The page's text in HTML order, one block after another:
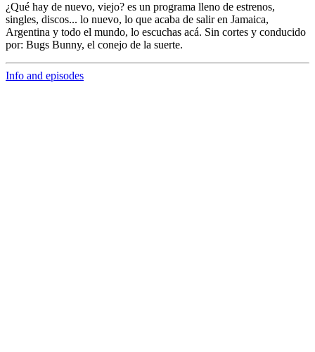
¿Qué hay de nuevo, viejo? es un programa lleno de estrenos,
singles, discos... lo nuevo, lo que acaba de salir en Jamaica,
Argentina y todo el mundo, lo escuchas acá. Sin cortes y conducido
por: Bugs Bunny, el conejo de la suerte.
Info and episodes